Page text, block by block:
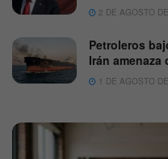
2 DE AGOSTO
Petroleros
Irán
1 DE AGOSTO